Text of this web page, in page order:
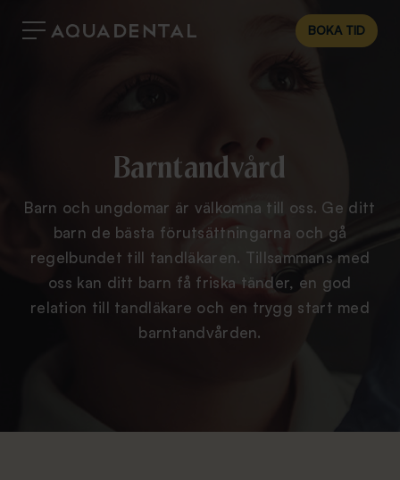
BOKA TID
Barntandvård
Barn och ungdomar är välkomna till oss. Ge ditt
barn de bästa förutsättningarna och gå
regelbundet till tandläkaren. Tillsammans med
oss kan ditt barn få friska tänder, en god
relation till tandläkare och en trygg start med
barntandvården.